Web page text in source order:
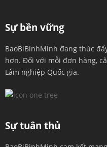
Sự bền vững
BaoBiBinhMinh đang thúc
hơn. Đối với mỗi đơn hàng,
Lâm nghiệp Quốc gia.
Sự tuân thủ